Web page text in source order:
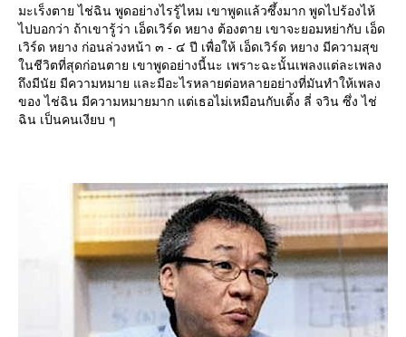
มะเร็งตาย ไช่ฉิน พูดอย่างไรรู้ไหม เขาพูดแล้วซึ้งมาก พูดไปร้องไห้
ไปบอกว่า ถ้าเขารู้ว่า เอ็ดเวิร์ด หยาง ต้องตาย เขาจะยอมหย่ากับ เอ็ด
เวิร์ด หยาง ก่อนล่วงหน้า ๓ - ๔ ปี เพื่อให้ เอ็ดเวิร์ด หยาง มีความสุข
นชีวิตที่สุดก่อนตาย เขาพูดอย่างนี้นะ เพราะฉะนั้นเพลงแต่ละเพลง
ถึงมีนัย มีความหมาย และมีอะไรหลายต่อหลายอย่างที่มันทำให้เพลง
ของ ไช่ฉิน มีความหมายมาก แต่เธอไม่เหมือนกับเติ้ง ลี่ จวิน ซึ่ง ไช่
ฉิน เป็นคนเงียบ ๆ